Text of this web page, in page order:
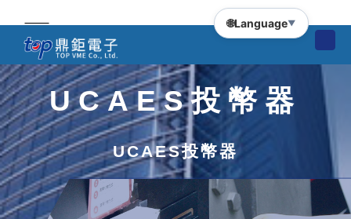
🌐Language▼
UCAES投幣器
UCAES投幣器